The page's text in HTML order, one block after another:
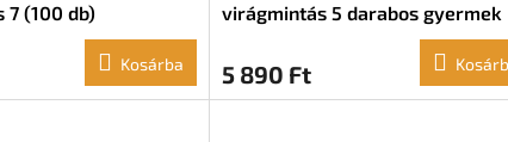
7 (100 db)
Kosárba
virágmintás 5 darabos gyermek
5 890 Ft